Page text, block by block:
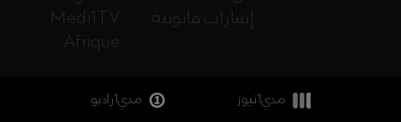
Medi1TV
Afrique
إشارات قانونية
مدي1نيوز
مدي1راديو